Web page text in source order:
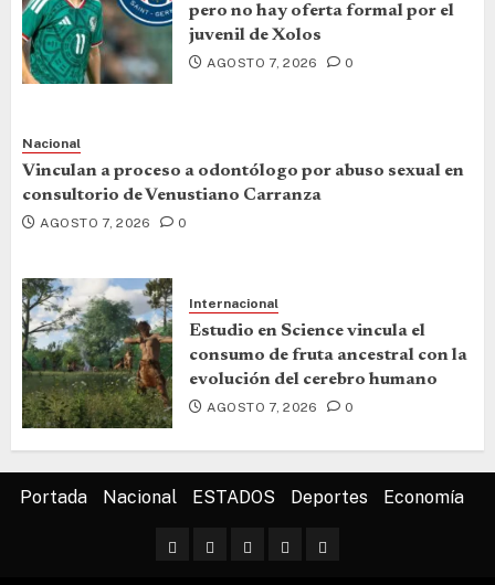
pero no hay oferta formal por el
juvenil de Xolos
AGOSTO 7, 2026 0
Nacional
Vinculan a proceso a odontólogo por abuso sexual en
consultorio de Venustiano Carranza
AGOSTO 7, 2026 0
Internacional
Estudio en Science vincula el
consumo de fruta ancestral con la
evolución del cerebro humano
AGOSTO 7, 2026 0
Portada Nacional ESTADOS Deportes Economía